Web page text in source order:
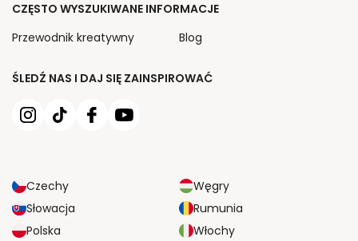
ŚLEDŹ NAS I DAJ SIĘ ZAINSPIROWAĆ
Czechy
Węgry
Słowacja
Rumunia
Polska
Włochy
CZĘSTO WYSZUKIWANE INFORMACJE
Przewodnik kreatywny
Blog